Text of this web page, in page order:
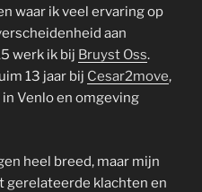
waar ik veel ervaring op
aan
werk ik bij Bruyst Oss.
13 jaar bij Cesar2move,
Venlo en omgeving
heel breed, maar mijn
gerelateerde klachten en